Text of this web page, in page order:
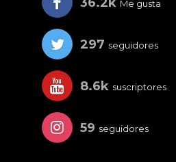
Me gusta
297 seguidores
8.6k suscriptores
59 seguidores